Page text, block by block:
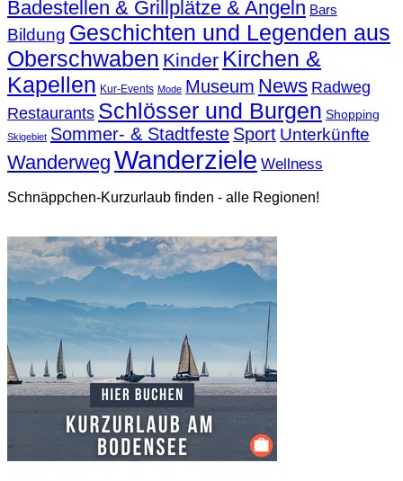
Badestellen & Grillplätze & Angeln Bars
Bildung Geschichten und Legenden aus
Oberschwaben Kinder Kirchen &
Kapellen Kur-Events Mode Museum News Radweg
Restaurants Schlösser und Burgen Shopping
Skigebiet Sommer- & Stadtfeste Sport Unterkünfte
Wanderweg Wanderziele Wellness
Schnäppchen-Kurzurlaub finden - alle Regionen!